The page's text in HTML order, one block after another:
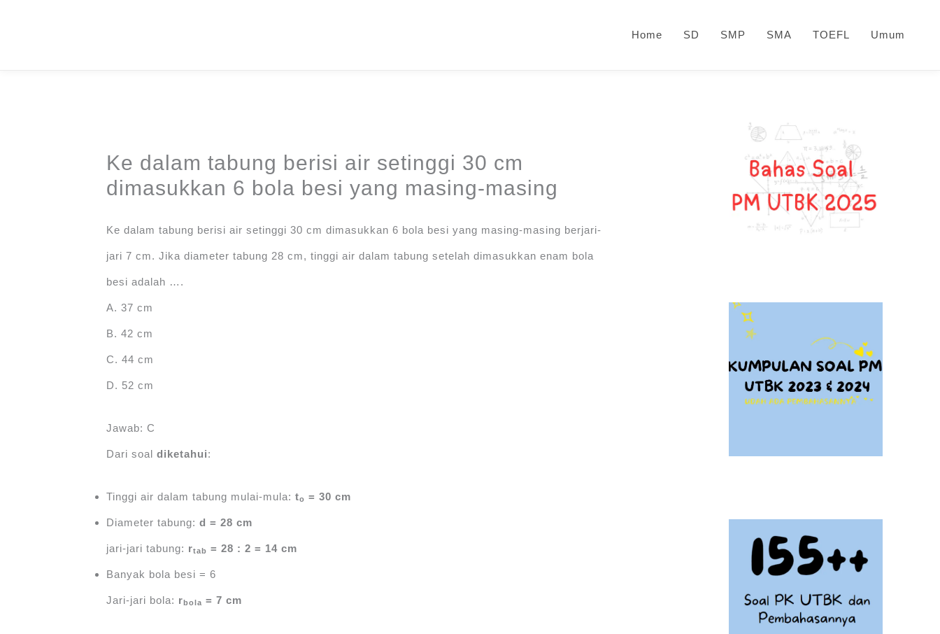
Home SD SMP SMA TOEFL Umum
Ke dalam tabung berisi air setinggi 30 cm
dimasukkan 6 bola besi yang masing-masing
Ke dalam tabung berisi air setinggi 30 cm dimasukkan 6 bola besi yang masing-masing berjari-
jari 7 cm. Jika diameter tabung 28 cm, tinggi air dalam tabung setelah dimasukkan enam bola
besi adalah ….
A. 37 cm
B. 42 cm
C. 44 cm
D. 52 cm
Jawab: C
Dari soaldiketahui:
Tinggi air dalam tabung mulai-mula:to = 30 cm
Diameter tabung:d = 28 cm
jari-jari tabung: rtab = 28 : 2 = 14 cm
Banyak bola besi = 6
Jari-jari bola: rbola = 7 cm